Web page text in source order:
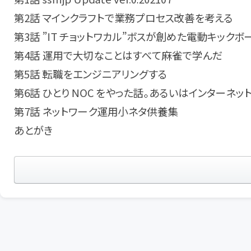
第2話 マインクラフトで業務プロセス改善を考える
第3話 ”IT チョットワカル”ボスが創めた電動キックボ
第4話 運用で大切なことはすべて麻雀で学んだ
第5話 転職をエンジニアリングする
第6話 ひとり NOC をやった話。あるいはインターネッ
第7話 ネットワーク運用小ネタ供養集
あとがき